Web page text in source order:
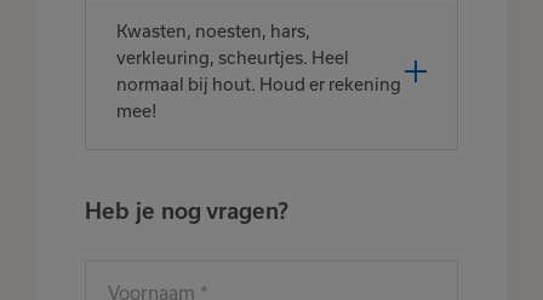
Kwasten, noesten, hars,
verkleuring, scheurtjes. Heel
normaal bij hout. Houd er rekening
mee!
Heb je nog vragen?